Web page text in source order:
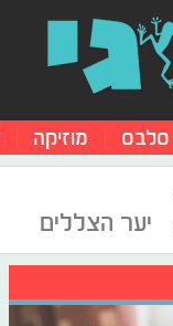
סלבס מוזיקה
יער הצללים